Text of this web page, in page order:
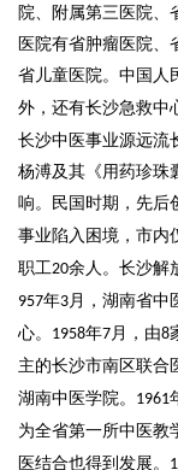
院、附属第三医院、
医院有省肿瘤医院、
省儿童医院。中国人
外，还有长沙急救中
长沙中医事业源远流
杨溥及其《用药珍珠
响。民国时期，先后
事业陷入困境，市内
职工20余人。长沙解
957年3月，湖南省中
心。 1958年7月，由8
主的长沙市南区联合
湖南中医学院。 1961
为全省第一所中医教
医结合也得到发展。